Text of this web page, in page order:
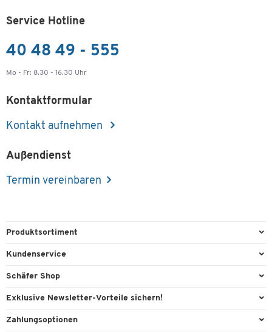
Service Hotline
40 48 49 - 555
Mo - Fr: 8.30 - 16.30 Uhr
Kontaktformular
Kontakt aufnehmen
Außendienst
Termin vereinbaren
Produktsortiment
Büroausstattung
Reinigung & Hygiene
Kundenservice
Direktbestellung
Lieferinformationen
Schäfer Shop
AGB
Exklusive Newsletter-Vorteile sichern!
Willkommensgeschenk
Zahlungsoptionen